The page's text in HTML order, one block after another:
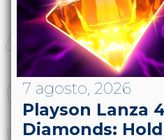
7 agosto, 2026
Playson Lanza
Diamonds: